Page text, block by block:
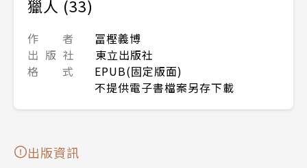
獵人 (33)
作 者
冨樫義博
出 版 社
東立出版社
格 式
EPUB(固定版面)
不提供電子書檔案另存下載
出版資訊